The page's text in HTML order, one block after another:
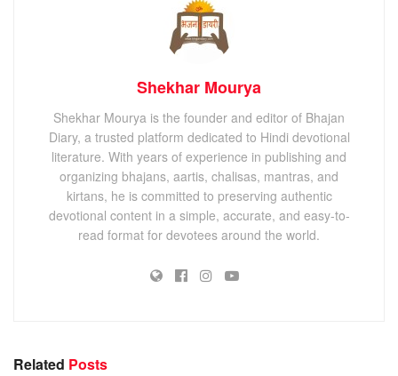
Shekhar Mourya
Shekhar Mourya is the founder and editor of Bhajan
Diary, a trusted platform dedicated to Hindi devotional
literature. With years of experience in publishing and
organizing bhajans, aartis, chalisas, mantras, and
kirtans, he is committed to preserving authentic
devotional content in a simple, accurate, and easy-to-
read format for devotees around the world.
Related Posts